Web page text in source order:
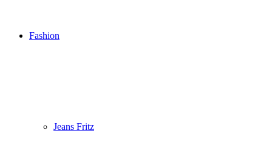
Fashion
Jeans Fritz